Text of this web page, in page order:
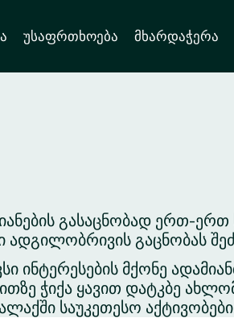
უსაფრთხოება მხარდაჭერა
გასაცნობად ერთ-
ადგილობრივის გაცნობას
ინტერესების მქონე
ჭიქა ყავით დატკბე
საუკეთესო